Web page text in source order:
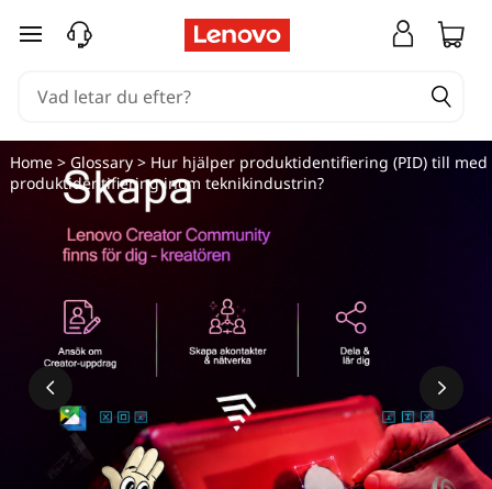
hoppa vidare till huvudinnehållet
Home> Glossary> Hur hjälper produktidentifiering (PID) till med
produktidentifiering inom teknikindustrin?